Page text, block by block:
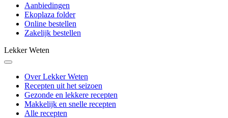
Aanbiedingen
Ekoplaza folder
Online bestellen
Zakelijk bestellen
Lekker Weten
Over Lekker Weten
Recepten uit het seizoen
Gezonde en lekkere recepten
Makkelijk en snelle recepten
Alle recepten